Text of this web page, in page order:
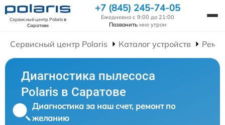
Сервисный центр Polarisв
Саратове
+7 (845) 245-74-05
Ежедневно с 9:00 до 21:00
Позвонить мне утром
Сервисный центр Polaris Каталог устройств
Диагностика пылесоса
Polaris в Саратове
Диагностика за наш счет, ремонт по
желанию